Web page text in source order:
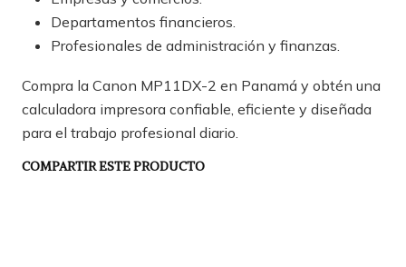
Departamentos financieros.
Profesionales de administración y finanzas.
Compra la Canon MP11DX-2 en Panamá y obtén una
calculadora impresora confiable, eficiente y diseñada
para el trabajo profesional diario.
COMPARTIR ESTE PRODUCTO